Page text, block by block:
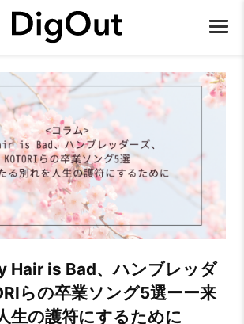
Hair is Bad、ハンブレッダ
らの卒業ソング5選ーー来
生の護符にするために